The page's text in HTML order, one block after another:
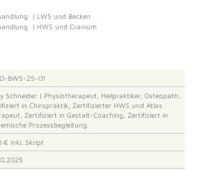
| LWS und Becken
| HWS und Cranium
BWS-25-01
Schneider | Physiotherapeut, Heilpraktiker, Osteopath,
in Chiropraktik, Zertifizierter HWS und Atlas
Zertifiziert in Gestalt-Coaching, Zertifiziert in
Prozessbegleitung
€ inkl. Skript